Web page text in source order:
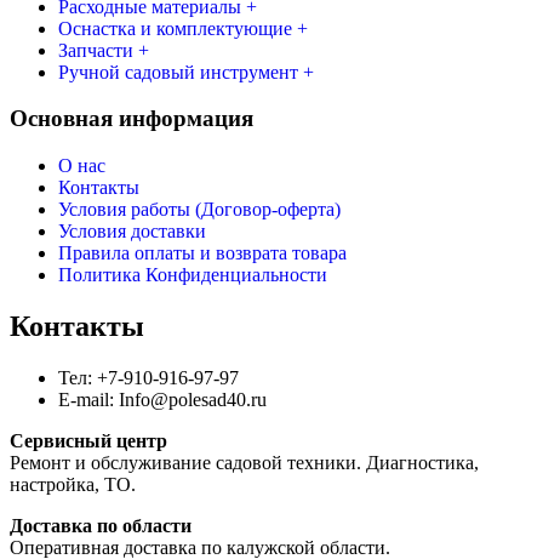
Расходные материалы +
Оснастка и комплектующие +
Запчасти +
Ручной садовый инструмент +
Основная информация
О нас
Контакты
Условия работы (Договор-оферта)
Условия доставки
Правила оплаты и возврата товара
Политика Конфиденциальности
Контакты
Тел: +7-910-916-97-97
E-mail: Info@polesad40.ru
Сервисный центр
Ремонт и обслуживание садовой техники. Диагностика,
настройка, ТО.
Доставка по области
Оперативная доставка по калужской области.